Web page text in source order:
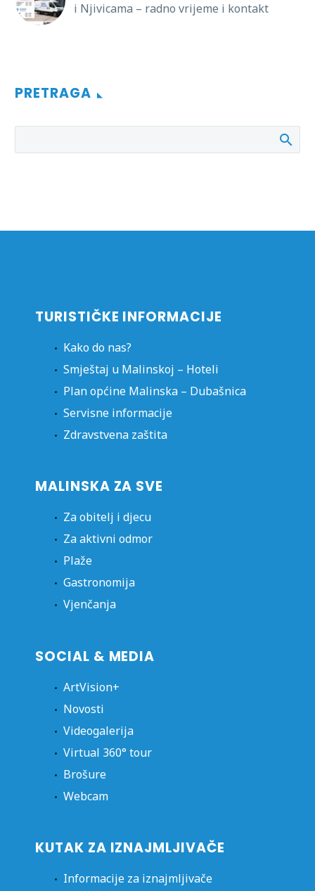
i Njivicama – radno vrijeme i kontakt
PRETRAGA
TURISTIČKE INFORMACIJE
Kako do nas?
Smještaj u Malinskoj – Hoteli
Plan općine Malinska – Dubašnica
Servisne informacije
Zdravstvena zaštita
MALINSKA ZA SVE
Za obitelj i djecu
Za aktivni odmor
Plaže
Gastronomija
Vjenčanja
SOCIAL & MEDIA
ArtVision+
Novosti
Videogalerija
Virtual 360° tour
Brošure
Webcam
KUTAK ZA IZNAJMLJIVAČE
Informacije za iznajmljivače